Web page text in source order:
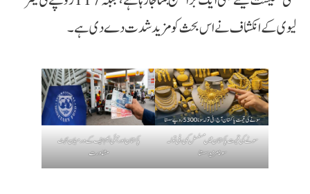
لیوی کے انکشاف نے اس بحث کو مزید شدت دے دی ہے۔
سونے کی قیمت پاکستان میں مسلسل کمی، فی تولہ
سونا مزید سستا
پاکستان اور آئی ایم ایف کے درمیان بجٹ
مشاورت